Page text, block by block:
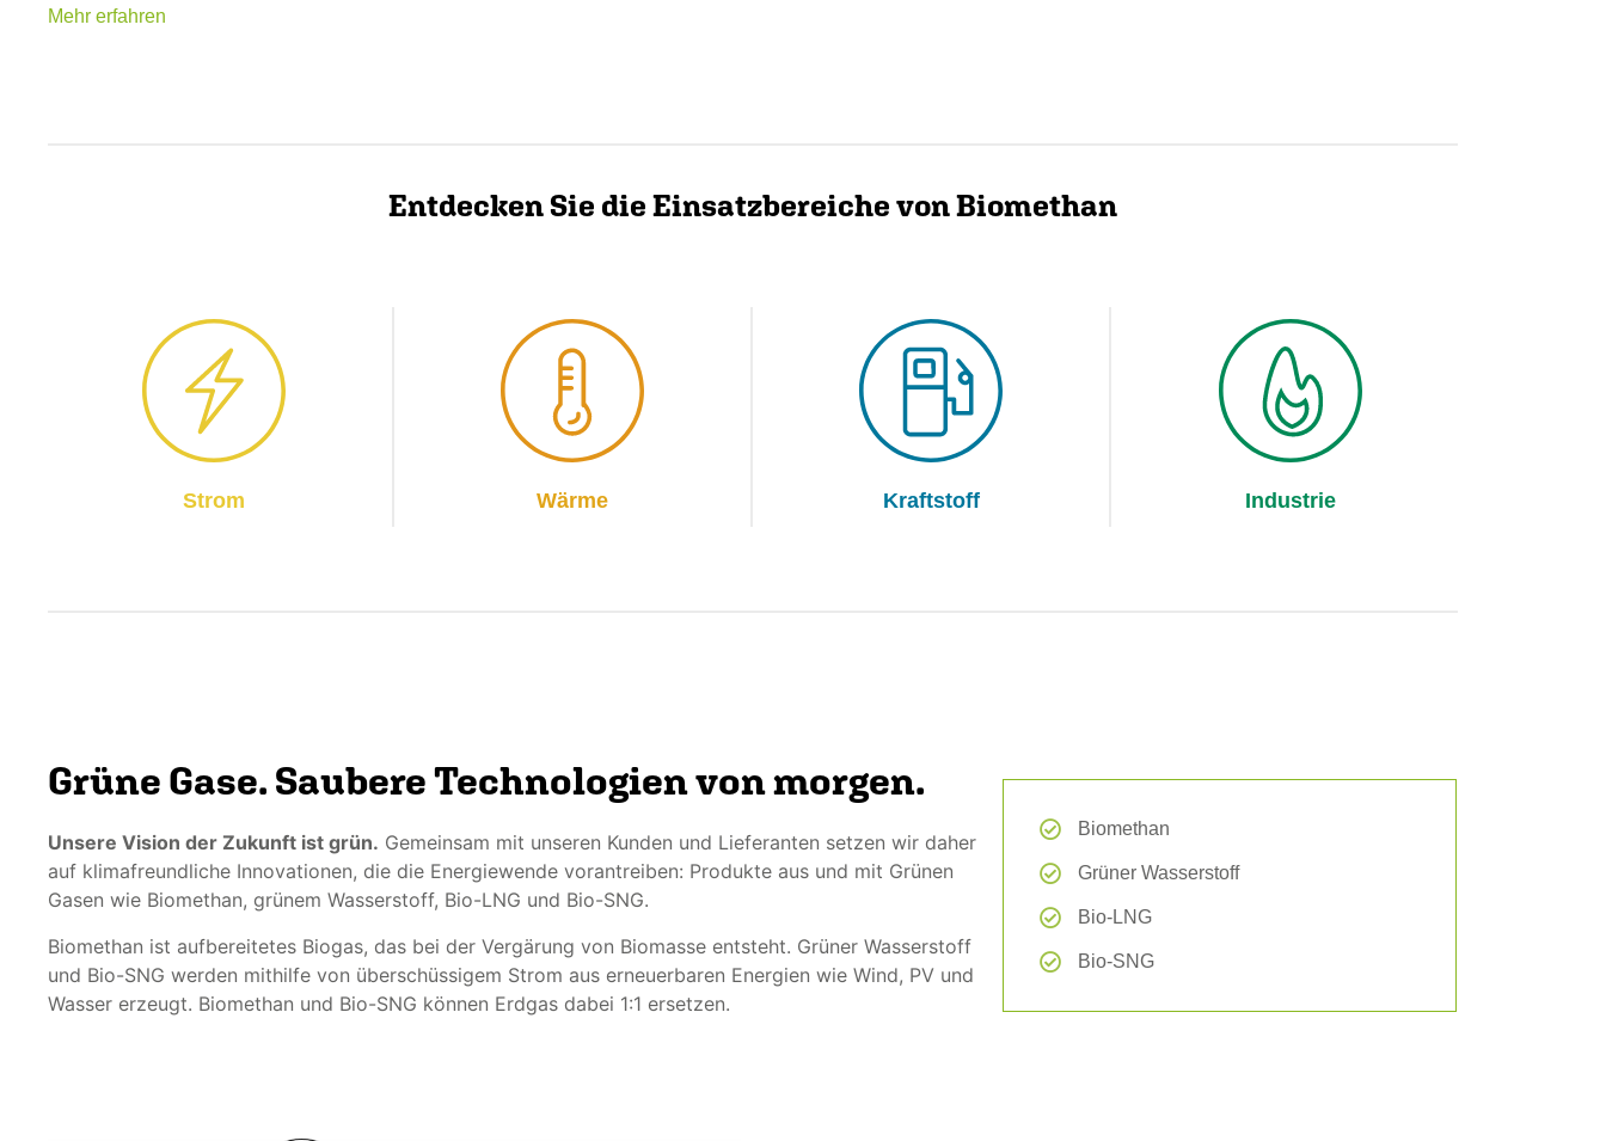
Mehr erfahren
Entdecken Sie die Einsatzbereiche von Biomethan
Strom Wärme Kraftstoff Industrie
Grüne Gase. Saubere Technologien von morgen.
Unsere Vision der Zukunft ist grün. Gemeinsam mit unseren Kunden und Lieferanten setzen wir daher
auf klimafreundliche Innovationen, die die Energiewende vorantreiben: Produkte aus und mit Grünen
Gasen wie Biomethan, grünem Wasserstoff, Bio-LNG und Bio-SNG.
Biomethan ist aufbereitetes Biogas, das bei der Vergärung von Biomasse entsteht. Grüner Wasserstoff
und Bio-SNG werden mithilfe von überschüssigem Strom aus erneuerbaren Energien wie Wind, PV und
Wasser erzeugt. Biomethan und Bio-SNG können Erdgas dabei 1:1 ersetzen.
Biomethan
Grüner Wasserstoff
Bio-LNG
Bio-SNG